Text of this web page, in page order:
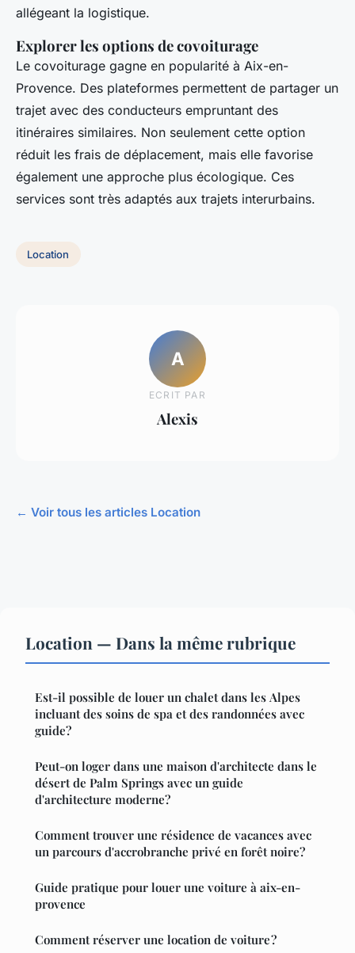
allégeant la logistique.
Explorer les options de covoiturage
Le covoiturage gagne en popularité à Aix-en-
Provence. Des plateformes permettent de partager un
trajet avec des conducteurs empruntant des
itinéraires similaires. Non seulement cette option
réduit les frais de déplacement, mais elle favorise
également une approche plus écologique. Ces
services sont très adaptés aux trajets interurbains.
Location
A
ECRIT PAR
Alexis
← Voir tous les articles Location
Location — Dans la même rubrique
Est-il possible de louer un chalet dans les Alpes
incluant des soins de spa et des randonnées avec
guide?
Peut-on loger dans une maison d'architecte dans le
désert de Palm Springs avec un guide
d'architecture moderne?
Comment trouver une résidence de vacances avec
un parcours d'accrobranche privé en forêt noire?
Guide pratique pour louer une voiture à aix-en-
provence
Comment réserver une location de voiture ?